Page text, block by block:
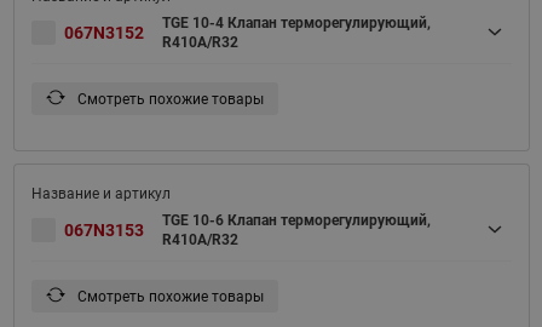
067N3152
TGE 10-4 Клапан терморегулирующий,
R410A/R32
Смотреть похожие товары
067N3153
TGE 10-6 Клапан терморегулирующий,
R410A/R32
Смотреть похожие товары